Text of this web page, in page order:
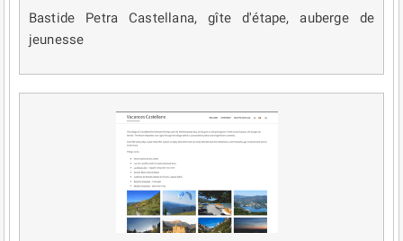
Bastide Petra Castellana, gîte d'étape, auberge de
jeunesse